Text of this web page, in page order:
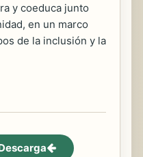
y coeduca junto
en un marco
de la inclusión y la